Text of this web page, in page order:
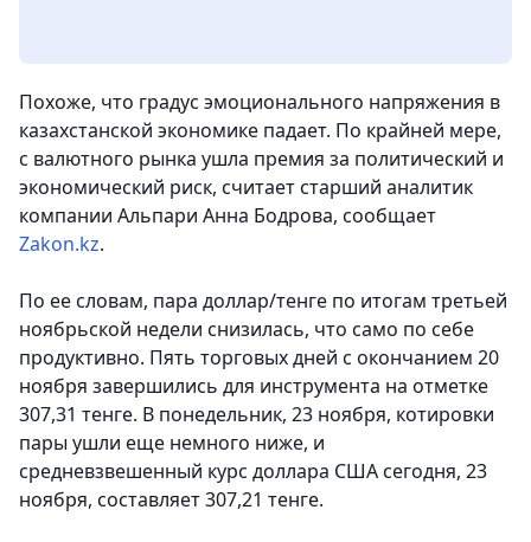
Похоже, что градус эмоционального напряжения в
казахстанской экономике падает. По крайней мере,
с валютного рынка ушла премия за политический и
экономический риск, считает старший аналитик
компании Альпари Анна Бодрова, сообщает
Zakon.kz.
По ее словам, пара доллар/тенге по итогам третьей
ноябрьской недели снизилась, что само по себе
продуктивно. Пять торговых дней с окончанием 20
ноября завершились для инструмента на отметке
307,31 тенге. В понедельник, 23 ноября, котировки
пары ушли еще немного ниже, и
средневзвешенный курс доллара США сегодня, 23
ноября, составляет 307,21 тенге.